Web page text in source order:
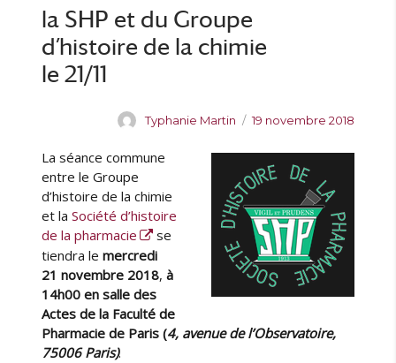
i
t
e
p
la SHP et du Groupe
d’histoire de la chimie
le 21/11
A
t
u
r
Typhanie Martin
P
b
l
i
é
l
e
19 novembre 2018
La séance commune
entre le Groupe
d’histoire de la chimie
et laSociété d’histoire
de la pharmacie
se
tiendra lemercredi
21 novembre 2018, à
14h00 ensalle des
Actes de la Faculté de
Pharmacie de Paris (4, avenue de l’Observatoire,
75006 Paris).